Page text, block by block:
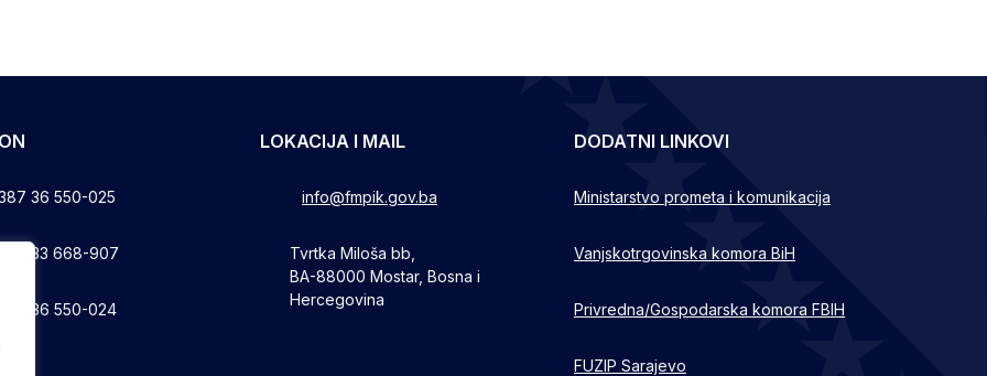
36 550-025
33 668-907
36 550-024
LOKACIJA I MAIL
info@fmpik.gov.ba
Tvrtka Miloša bb,
BA-88000 Mostar, Bosna i
Hercegovina
DODATNI LINKOVI
Ministarstvo prometa i komunikacija
Vanjskotrgovinska komora BiH
Privredna/Gospodarska komora FBIH
FUZIP Sarajevo